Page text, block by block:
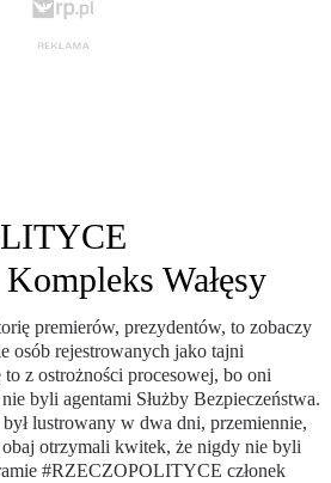
Wałęsy
premierów, prezydentów, to zobaczy
osób rejestrowanych jako tajni
z ostrożności procesowej, bo oni
byli agentami Służby Bezpieczeństwa.
lustrowany w dwa dni, przemiennie,
obaj otrzymali kwitek, że nigdy nie byli
#RZECZOPOLITYCE członek